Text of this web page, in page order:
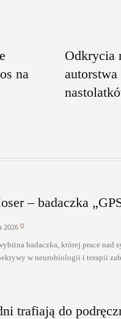
na
Odkrycia
autorstwa
– badaczka
2026 0
badaczka, której prace nad
w neurobiologii i terapii
trafiają do